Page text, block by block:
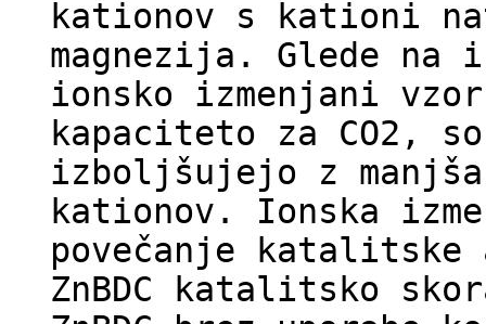
kationov s
magnezija. Glede
ionsko izmenjani
kapaciteto za CO2,
izboljšujejo z
kationov. Ionska
povečanje
ZnBDC katalitsko